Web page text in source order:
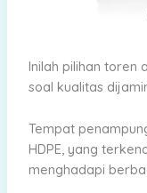
Inilah pilihan toren
soal kualitas
Tempat
HDPE, yang
menghadapi